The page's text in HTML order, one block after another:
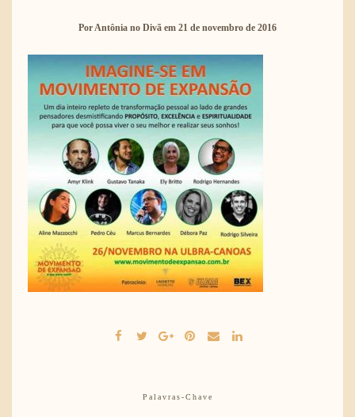
PorAntônia no Divã em 21 de novembro de 2016
Palavras-Chave